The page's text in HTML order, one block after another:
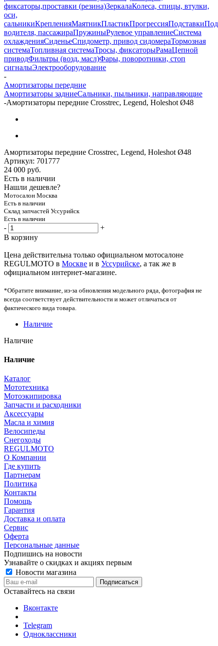
фиксаторы,проставки (резина)ЗеркалаКолеса, спицы, втулки,
оси,
сальникиКрепленияМаятникПластикПрогрессияПодставки
водителя, пассажираПружиныРулевое управлениеСистема
охлажденияСиденьеСпидометр, привод сидомераТормозная
системаТопливная системаТросы, фиксаторыРамаЦепной
приводФильтры (возд, масл)Фары, поворотники, стоп
сигналыЭлектрооборудование
-
Амортизаторы передние
Амортизаторы задниеСальники, пыльники, направляющие
-Амортизаторы передние Crosstrec, Legend, Holeshot Ø48
Амортизаторы передние Crosstrec, Legend, Holeshot Ø48
Артикул: 701777
24 000 руб.
Есть в наличии
Нашли дешевле?
Мотосалон Москва
Есть в наличии
Склад запчастей Уссурийск
Есть в наличии
-
+
В корзину
Цена действительна только официальном мотосалоне
REGULMOTO в Москве и в Уссурийске, а так же в
официальном интернет-магазине.
*Обратите внимание, из-за обновления модельного ряда, фотография не
всегда соответствует действительности и может отличаться от
фактического вида товара.
Наличие
Наличие
Наличие
Каталог
Мототехника
Мотоэкипировка
Запчасти и расходники
Аксессуары
Масла и химия
Велосипеды
Снегоходы
REGULMOTO
О Компании
Где купить
Партнерам
Политика
Контакты
Помощь
Гарантия
Доставка и оплата
Сервис
Оферта
Персональные данные
Подпишись на новости
Узнавайте о скидках и акциях первым
Новости магазина
Оставайтесь на связи
Вконтакте
Telegram
Одноклассники